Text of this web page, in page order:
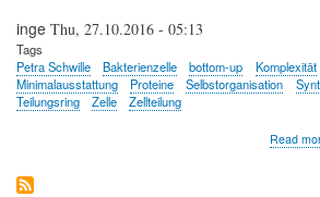
inge Thu, 27.10.2016 - 05:13
Tags
Petra Schwille
Bakterienzelle bottom-up Komplexität
Minimalausstattung
Proteine Selbstorganisation
Teilungsring
Zelle Zellteilung
Read